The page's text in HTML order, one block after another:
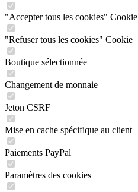
"Accepter tous les cookies" Cookie
"Refuser tous les cookies" Cookie
Boutique sélectionnée
Changement de monnaie
Jeton CSRF
Mise en cache spécifique au client
Paiements PayPal
Paramètres des cookies